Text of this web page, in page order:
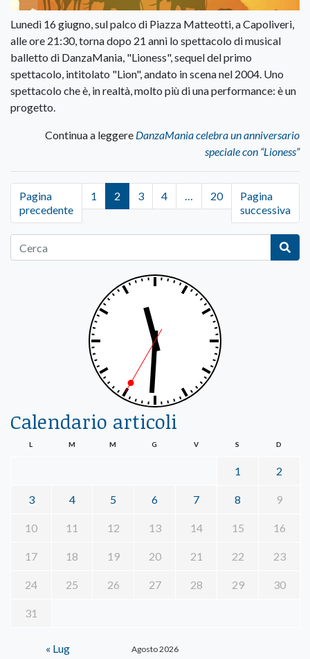
Lunedì 16 giugno, sul palco di Piazza Matteotti, a Capoliveri,
alle ore 21:30, torna dopo 21 anni lo spettacolo di musical
balletto di DanzaMania, "Lioness", sequel del primo
spettacolo, intitolato "Lion", andato in scena nel 2004. Uno
spettacolo che è, in realtà, molto più di una performance: è un
progetto.
Continua a leggere DanzaMania celebra un anniversario
speciale con “Lioness”
Pagina
precedente
1 2 3 4 … 20
Pagina
successiva
Calendario articoli
Agosto 2026
L M M G V S D
1 2
3 4 5 6 7 8 9
10 11 12 13 14 15 16
17 18 19 20 21 22 23
24 25 26 27 28 29 30
31
« Lug